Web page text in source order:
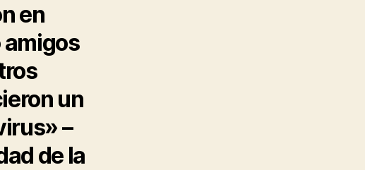
en
amigos
un
–
de la